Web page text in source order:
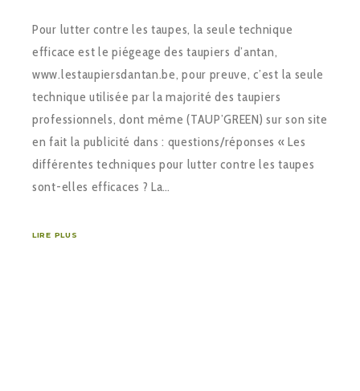
Pour lutter contre les taupes, la seule technique
efficace est le piégeage des taupiers d’antan,
www.lestaupiersdantan.be, pour preuve, c’est la seule
technique utilisée par la majorité des taupiers
professionnels, dont même (TAUP’GREEN) sur son site
en fait la publicité dans : questions/réponses « Les
différentes techniques pour lutter contre les taupes
sont-elles efficaces ? La…
LIRE PLUS